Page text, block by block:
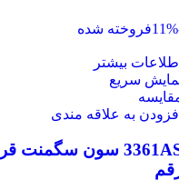
- فروخته شده
اطلاعات بیشتر
سریع
افزودن به علاقه مندی